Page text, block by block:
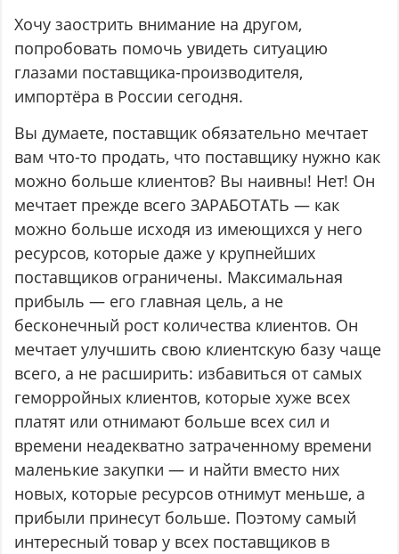
Хочу заострить внимание на другом,
попробовать помочь увидеть ситуацию
глазами поставщика-производителя,
импортёра в России сегодня.
Вы думаете, поставщик обязательно мечтает
вам что-то продать, что поставщику нужно как
можно больше клиентов? Вы наивны! Нет! Он
мечтает прежде всего ЗАРАБОТАТЬ — как
можно больше исходя из имеющихся у него
ресурсов, которые даже у крупнейших
поставщиков ограничены. Максимальная
прибыль — его главная цель, а не
бесконечный рост количества клиентов. Он
мечтает улучшить свою клиентскую базу чаще
всего, а не расширить: избавиться от самых
геморройных клиентов, которые хуже всех
платят или отнимают больше всех сил и
времени неадекватно затраченному времени
маленькие закупки — и найти вместо них
новых, которые ресурсов отнимут меньше, а
прибыли принесут больше. Поэтому самый
интересный товар у всех поставщиков в